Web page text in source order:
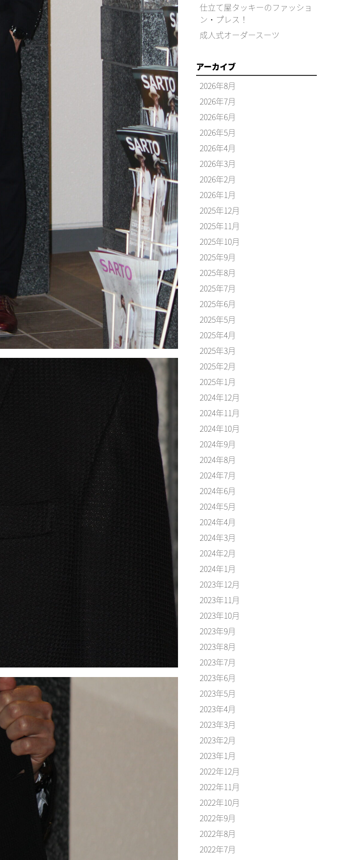
仕立て屋タッキーのファッショ
ン・プレス！
成人式オーダースーツ
アーカイブ
2026年8月
2026年7月
2026年6月
2026年5月
2026年4月
2026年3月
2026年2月
2026年1月
2025年12月
2025年11月
2025年10月
2025年9月
2025年8月
2025年7月
2025年6月
2025年5月
2025年4月
2025年3月
2025年2月
2025年1月
2024年12月
2024年11月
2024年10月
2024年9月
2024年8月
2024年7月
2024年6月
2024年5月
2024年4月
2024年3月
2024年2月
2024年1月
2023年12月
2023年11月
2023年10月
2023年9月
2023年8月
2023年7月
2023年6月
2023年5月
2023年4月
2023年3月
2023年2月
2023年1月
2022年12月
2022年11月
2022年10月
2022年9月
2022年8月
2022年7月